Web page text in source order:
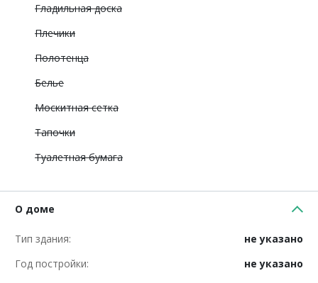
Гладильная доска
Плечики
Полотенца
Белье
Москитная сетка
Тапочки
Туалетная бумага
О доме
Тип здания:
не указано
Год постройки:
не указано